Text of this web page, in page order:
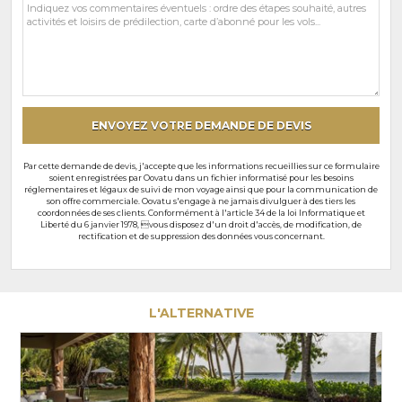
Vos
commentaires
ENVOYEZ VOTRE DEMANDE DE DEVIS
Par cette demande de devis, j'accepte que les informations recueillies sur ce formulaire
soient enregistrées par Oovatu dans un fichier informatisé pour les besoins
réglementaires et légaux de suivi de mon voyage ainsi que pour la communication de
son offre commerciale. Oovatu s'engage à ne jamais divulguer à des tiers les
coordonnées de ses clients. Conformément à l'article 34 de la loi Informatique et
Liberté du 6 janvier 1978, vous disposez d'un droit d'accès, de modification, de
rectification et de suppression des données vous concernant.
L'ALTERNATIVE